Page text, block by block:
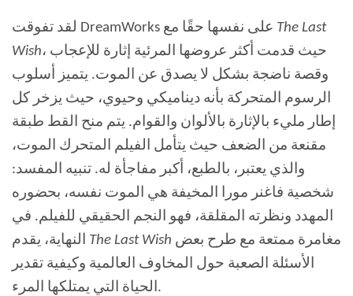
The Last
Wish، حيث قدمت أكثر عروضها المرئية إثارة للإعجاب
وقصة ناضجة بشكل لا يصدق عن الموت. يتميز أسلوب
الرسوم المتحركة بأنه ديناميكي وحيوي، حيث يزخر كل
إطار مليء بالإثارة بالألوان والقوام. يتم منح القط طبقة
مقنعة من الضعف حيث يتأمل الفيلم المتحرك الموت،
والذي يعتبر، بالطبع، أكبر مفاجأة له. تنبيه المفسد:
شخصية فاغنر مورا المخيفة هي الموت نفسه، بحضوره
المهدد ونظرته المقلقة، فهو النجم الحقيقي للفيلم. في
The Last Wish
الأسئلة الصعبة حول المخاوف العالمية وكيفية تقدير
الحياة التي يمتلكها المرء.